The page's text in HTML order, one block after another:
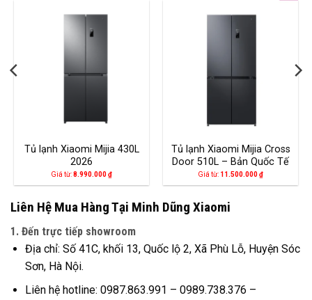
Tủ lạnh Xiaomi Mijia 430L
2026
Giá từ:8.990.000₫
Tủ lạnh Xiaomi Mijia Cross
Door 510L – Bản Quốc Tế
Giá từ: 11.500.000₫
Liên Hệ Mua Hàng Tại Minh Dũng Xiaomi
1. Đến trực tiếp showroom
Địa chỉ: Số 41C, khối 13, Quốc lộ 2, Xã Phù Lỗ, Huyện Sóc
Sơn, Hà Nội.
Liên hệ hotline: 0987.863.991 – 0989.738.376 –